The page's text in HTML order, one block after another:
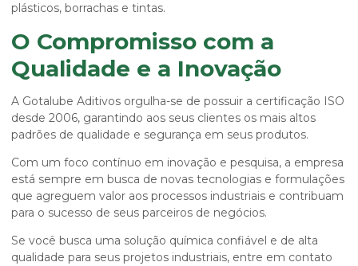
plásticos, borrachas e tintas.
O Compromisso com a
Qualidade e a Inovação
A Gotalube Aditivos orgulha-se de possuir a certificação ISO
desde 2006, garantindo aos seus clientes os mais altos
padrões de qualidade e segurança em seus produtos.
Com um foco contínuo em inovação e pesquisa, a empresa
está sempre em busca de novas tecnologias e formulações
que agreguem valor aos processos industriais e contribuam
para o sucesso de seus parceiros de negócios.
Se você busca uma solução química confiável e de alta
qualidade para seus projetos industriais, entre em contato